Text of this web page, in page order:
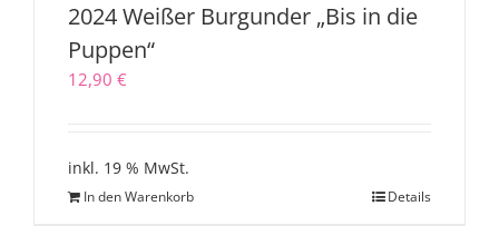
2024 Weißer Burgunder „Bis in die
Puppen“
12,90 €
inkl. 19 % MwSt.
In den Warenkorb Details